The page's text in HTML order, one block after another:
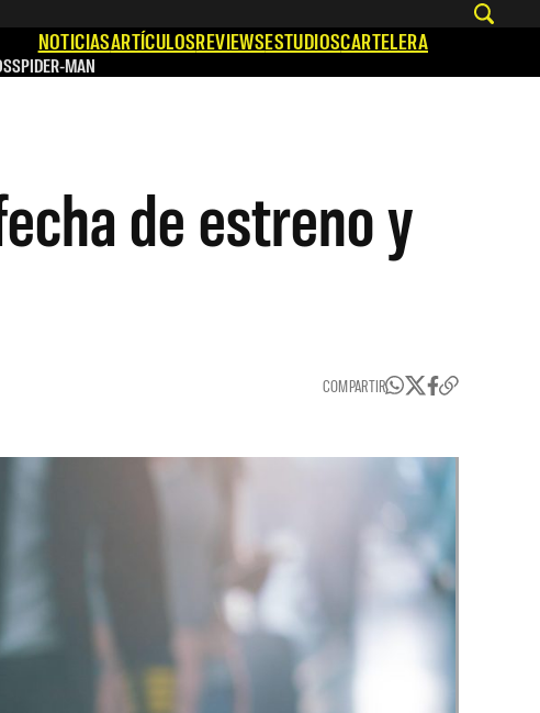
NOTICIASARTÍCULOSREVIEWSESTUDIOSCARTELERA
SPIDER-MAN
de estreno y
COMPARTIR